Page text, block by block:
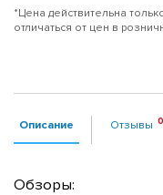
*Цена действительна
отличаться от цен в
Описание Отзывы
Обзоры: